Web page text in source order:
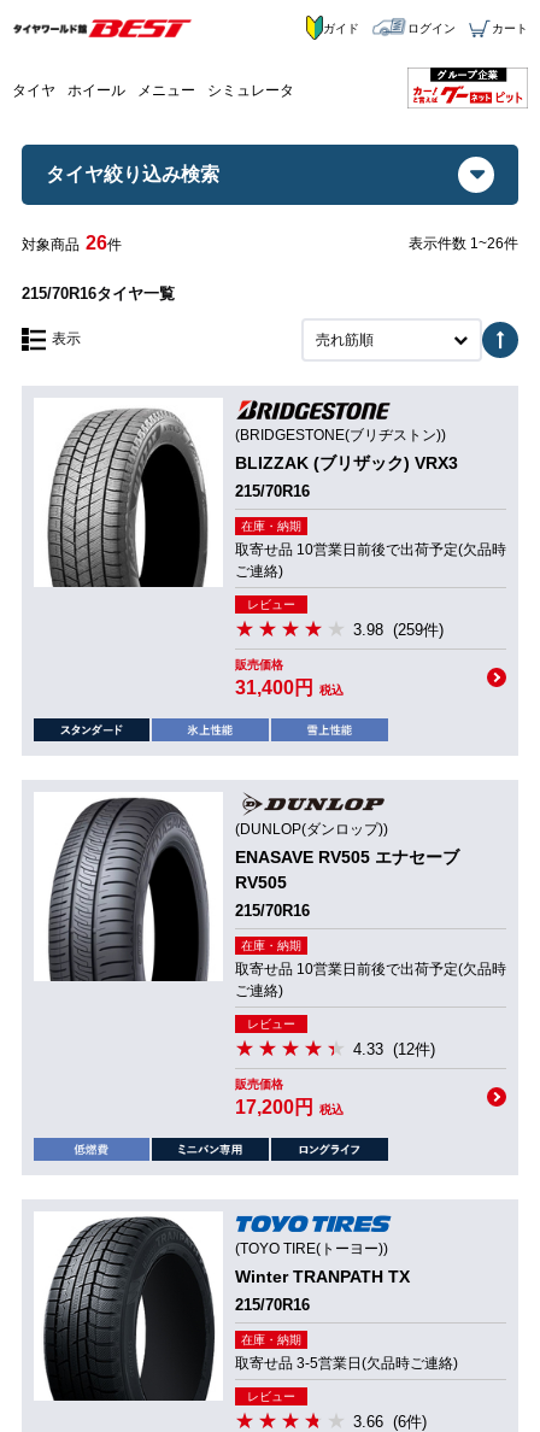
タイヤ ホイール メニュー シミュレータ
ガイド ログイン カート
タイヤ絞り込み検索
対象商品 26件 表示件数 1~26件
215/70R16タイヤ一覧
表示 売れ筋順
(BRIDGESTONE(ブリヂストン))
BLIZZAK (ブリザック) VRX3
215/70R16
在庫・納期
取寄せ品 10営業日前後で出荷予定(欠品時
ご連絡)
レビュー
3.98 (259件)
販売価格
31,400円 税込
(DUNLOP(ダンロップ))
ENASAVE RV505 エナセーブ
RV505
215/70R16
在庫・納期
取寄せ品 10営業日前後で出荷予定(欠品時
ご連絡)
レビュー
4.33 (12件)
販売価格
17,200円 税込
(TOYO TIRE(トーヨー))
Winter TRANPATH TX
215/70R16
在庫・納期
取寄せ品 3-5営業日(欠品時ご連絡)
レビュー
3.66 (6件)